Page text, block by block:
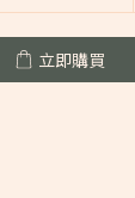
立即購買